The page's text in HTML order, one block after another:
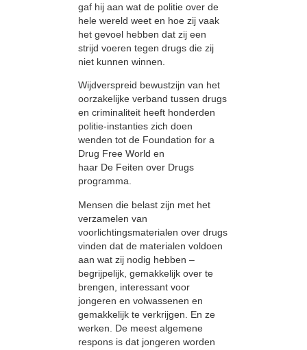
gaf hij aan wat de politie over de
hele wereld weet en hoe zij vaak
het gevoel hebben dat zij een
strijd voeren tegen drugs die zij
niet kunnen winnen.
Wijdverspreid bewustzijn van het
oorzakelijke verband tussen drugs
en criminaliteit heeft honderden
politie-instanties zich doen
wenden tot de Foundation for a
Drug Free World en
haar De Feiten over Drugs
programma.
Mensen die belast zijn met het
verzamelen van
voorlichtingsmaterialen over drugs
vinden dat de materialen voldoen
aan wat zij nodig hebben –
begrijpelijk, gemakkelijk over te
brengen, interessant voor
jongeren en volwassenen en
gemakkelijk te verkrijgen. En ze
werken. De meest algemene
respons is dat jongeren worden